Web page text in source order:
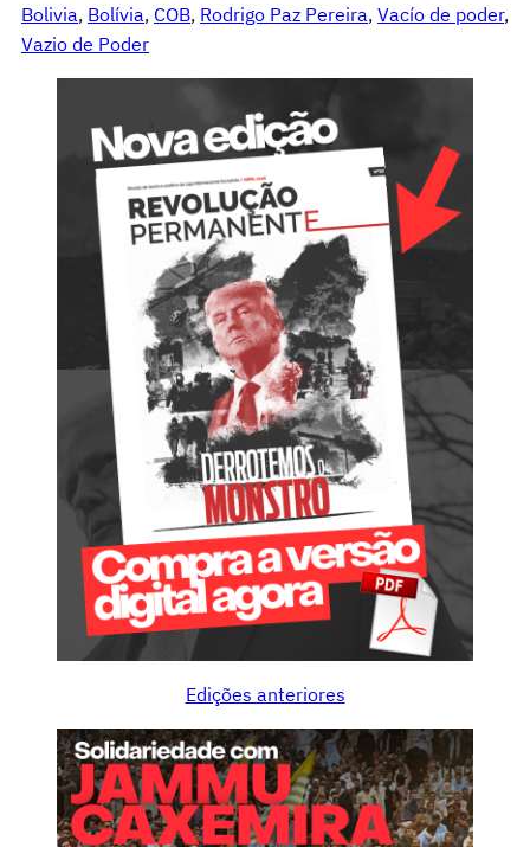
Bolivia, Bolívia, COB, Rodrigo Paz Pereira, Vacío de poder
Vazio de Poder
Edições anteriores